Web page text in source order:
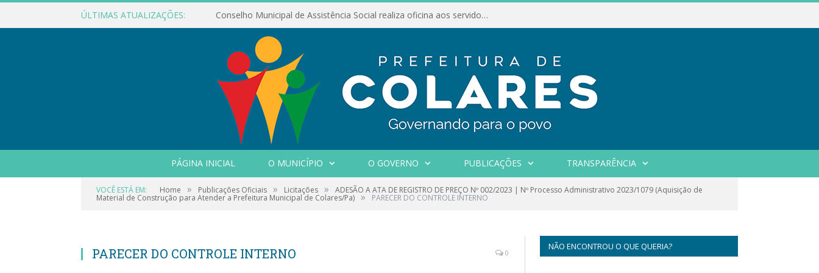
ÚLTIMAS ATUALIZAÇÕES: Conselho Municipal de Assistência Social realiza oficina aos servidores
PÁGINA INICIAL O MUNICÍPIO O GOVERNO PUBLICAÇÕES TRANSPARÊNCIA
VOCÊ ESTÁ EM: Home » Publicações Oficiais » Licitações » ADESÃO A ATA DE REGISTRO DE PREÇO Nº 002/2023 | Nº Processo Administrativo 2023/1079 (Aquisição de
Material de Construção para Atender a Prefeitura Municipal de Colares/Pa) » PARECER DO CONTROLE INTERNO
PARECER DO CONTROLE INTERNO 0
NÃO ENCONTROU O QUE QUERIA?